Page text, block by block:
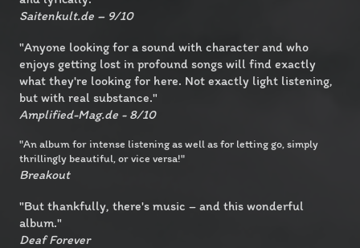
Saitenkult.de – 9/10
"Anyone looking for a sound with character and who
enjoys getting lost in profound songs will find exactly
what they're looking for here. Not exactly light listening,
but with real substance."
Amplified-Mag.de - 8/10
"An album for intense listening as well as for letting go, simply
thrillingly beautiful, or vice versa!"
Breakout
"But thankfully, there's music – and this wonderful
album."
Deaf Forever